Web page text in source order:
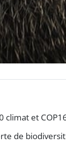
climat et
de